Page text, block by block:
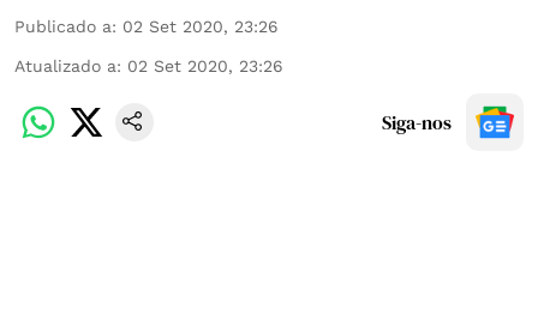
Publicado a: 02 Set 2020, 23:26
Atualizado a: 02 Set 2020, 23:26
Siga-nos